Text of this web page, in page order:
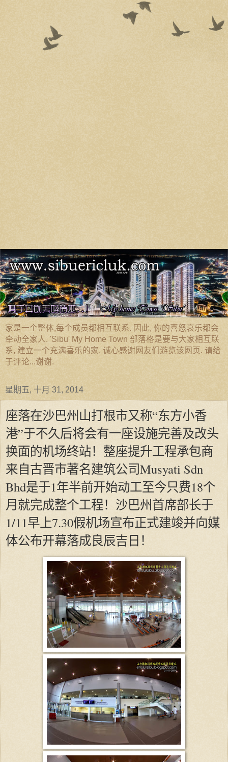
家是一个整体,每个成员都相互联系. 因此, 你的喜怒哀乐都会
牵动全家人. 'Sibu' My Home Town 部落格是要与大家相互联
系, 建立一个充满喜乐的家. 诚心感谢网友们游览该网页. 请给
于评论...谢谢.
星期五, 十月 31, 2014
座落在沙巴州山打根市又称“东方小香
港”于不久后将会有一座设施完善及改头
换面的机场终站！整座提升工程承包商
来自古晋市著名建筑公司Musyati Sdn
Bhd是于1年半前开始动工至今只费18个
月就完成整个工程！沙巴州首席部长于
1/11早上7.30假机场宣布正式建竣并向媒
体公布开幕落成良辰吉日！